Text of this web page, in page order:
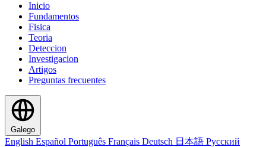
Inicio
Fundamentos
Fisica
Teoria
Deteccion
Investigacion
Artigos
Preguntas frecuentes
Galego
English Español Português Français Deutsch 日本語 Русский